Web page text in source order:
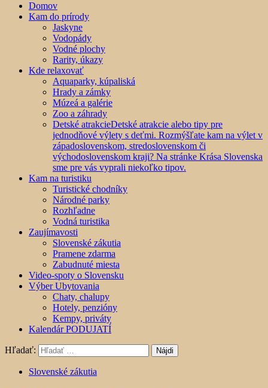
Domov
Kam do prírody
Jaskyne
Vodopády
Vodné plochy
Rarity, úkazy
Kde relaxovať
Aquaparky, kúpaliská
Hrady a zámky
Múzeá a galérie
Zoo a záhrady
Detské atrakcieDetské atrakcie alebo tipy pre
jednodňové výlety s deťmi. Rozmýšľate kam na výlet v
západoslovenskom, stredoslovenskom či
východoslovenskom kraji? Na stránke Krása Slovenska
sme pre vás vyprali niekoľko tipov.
Kam na turistiku
Turistické chodníky
Národné parky
Rozhľadne
Vodná turistika
Zaujímavosti
Slovenské zákutia
Pramene zdarma
Zabudnuté miesta
Video-spoty o Slovensku
Výber Ubytovania
Chaty, chalupy
Hotely, penzióny
Kempy, priváty
Kalendár PODUJATÍ
Hľadať:
Slovenské zákutia